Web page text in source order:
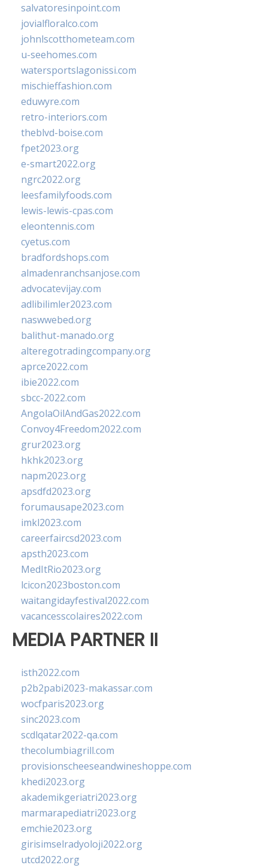
salvatoresinpoint.com
jovialfloralco.com
johnlscotthometeam.com
u-seehomes.com
watersportslagonissi.com
mischieffashion.com
eduwyre.com
retro-interiors.com
theblvd-boise.com
fpet2023.org
e-smart2022.org
ngrc2022.org
leesfamilyfoods.com
lewis-lewis-cpas.com
eleontennis.com
cyetus.com
bradfordshops.com
almadenranchsanjose.com
advocatevijay.com
adlibilimler2023.com
naswwebed.org
balithut-manado.org
alteregotradingcompany.org
aprce2022.com
ibie2022.com
sbcc-2022.com
AngolaOilAndGas2022.com
Convoy4Freedom2022.com
grur2023.org
hkhk2023.org
napm2023.org
apsdfd2023.org
forumausape2023.com
imkl2023.com
careerfaircsd2023.com
apsth2023.com
MedItRio2023.org
lcicon2023boston.com
waitangidayfestival2022.com
vacancesscolaires2022.com
MEDIA PARTNER II
isth2022.com
p2b2pabi2023-makassar.com
wocfparis2023.org
sinc2023.com
scdlqatar2022-qa.com
thecolumbiagrill.com
provisionscheeseandwineshoppe.com
khedi2023.org
akademikgeriatri2023.org
marmarapediatri2023.org
emchie2023.org
girisimselradyoloji2022.org
utcd2022.org